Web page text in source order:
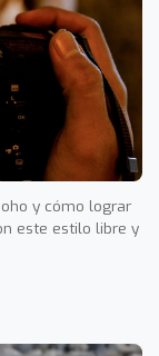
y cómo lograr
este estilo libre y